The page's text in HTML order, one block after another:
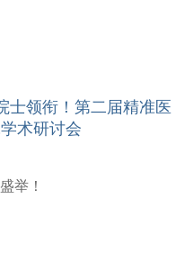
士领衔！第二届精准医
术研讨会
举！